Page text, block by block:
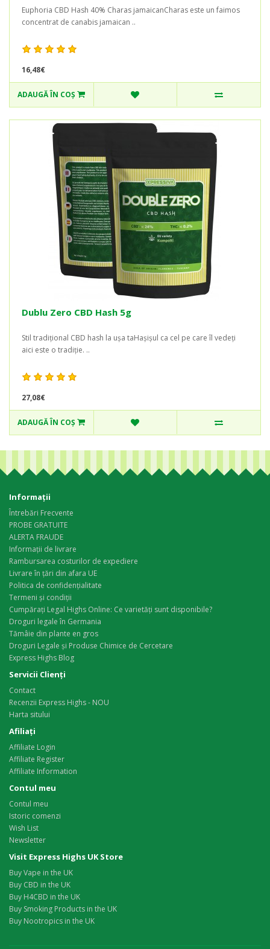
Euphoria CBD Hash 40% Charas jamaicanCharas este un faimos
concentrat de canabis jamaican ..
16,48€
ADAUGĂ ÎN COŞ
Dublu Zero CBD Hash 5g
Stil tradițional CBD hash la ușa taHașișul ca cel pe care îl vedeți
aici este o tradiție. ..
27,08€
ADAUGĂ ÎN COŞ
Informaţii
Întrebări Frecvente
PROBE GRATUITE
ALERTA FRAUDE
Informații de livrare
Rambursarea costurilor de expediere
Livrare în țări din afara UE
Politica de confidențialitate
Termeni și condiții
Cumpărați Legal Highs Online: Ce varietăți sunt disponibile?
Droguri legale în Germania
Tămâie din plante en gros
Droguri Legale și Produse Chimice de Cercetare
Express Highs Blog
Servicii Clienţi
Contact
Recenzii Express Highs - NOU
Harta sitului
Afiliaţi
Affiliate Login
Affiliate Register
Affiliate Information
Contul meu
Contul meu
Istoric comenzi
Wish List
Newsletter
Visit Express Highs UK Store
Buy Vape in the UK
Buy CBD in the UK
Buy H4CBD in the UK
Buy Smoking Products in the UK
Buy Nootropics in the UK